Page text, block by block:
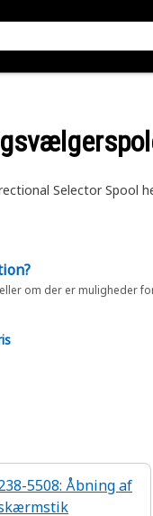
Selector Spool
om der er muligheder
5508: Åbning af